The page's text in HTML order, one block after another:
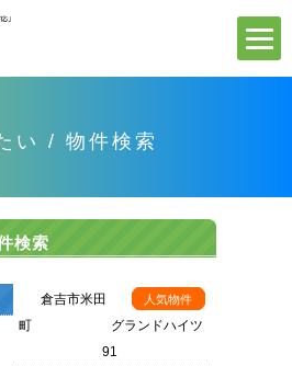
い / 物件検索
検索
人気物件
倉吉市米田
町 グランドハイツ
91